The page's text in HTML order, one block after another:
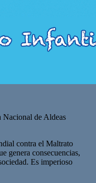
de Aldeas
contra el Maltrato
genera consecuencias,
Es imperioso